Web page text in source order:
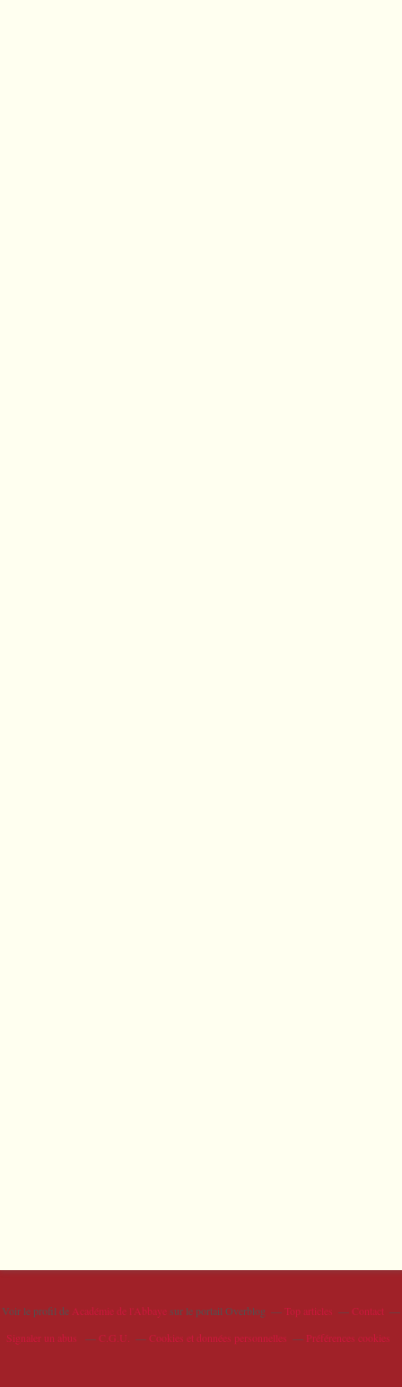
Voir le profil de Académie de l'Abbayesur le portail Overblog Top articles
Contact
Signaler un abus
C.G.U. Cookies et données personnelles Préférences cookies